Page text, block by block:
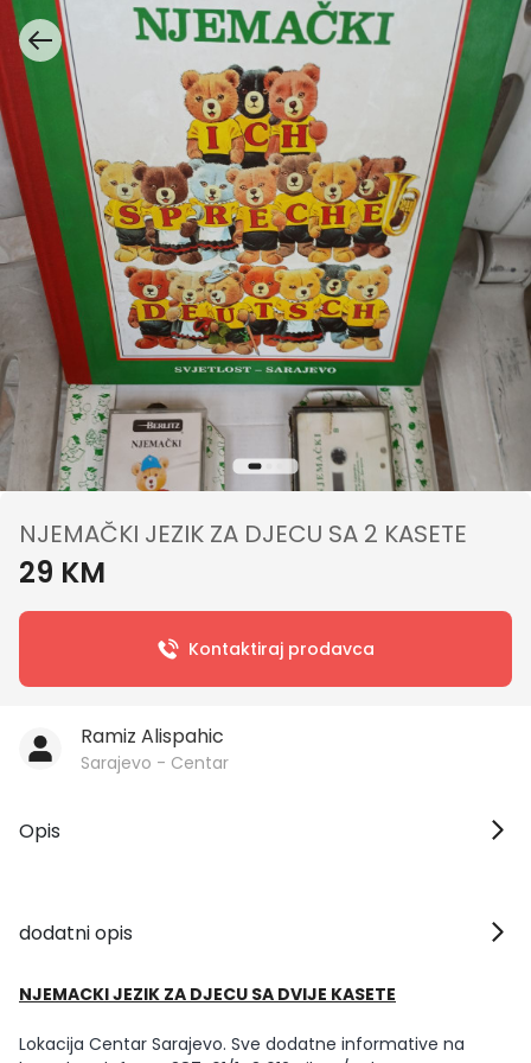
NJEMAČKI JEZIK ZA DJECU SA 2 KASETE
29 KM
Kontaktiraj prodavca
Ramiz Alispahic
Sarajevo - Centar
Opis
dodatni opis
NJEMACKI JEZIK ZA DJECU SA DVIJE KASETE
Lokacija Centar Sarajevo. Sve dodatne informative na